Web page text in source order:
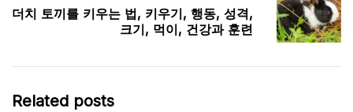
더치 토끼를 키우는 법, 키우기, 행동, 성격,
크기, 먹이, 건강과 훈련
Related posts